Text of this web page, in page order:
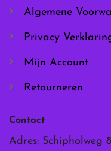
de
productpagina
Algemene
Privacy
Mijn Account
Retourneren
Contact
Adres: Schipholweg